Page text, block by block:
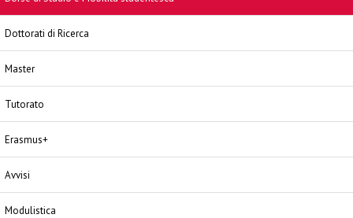
Dottorati di Ricerca
Master
Tutorato
Erasmus+
Avvisi
Modulistica